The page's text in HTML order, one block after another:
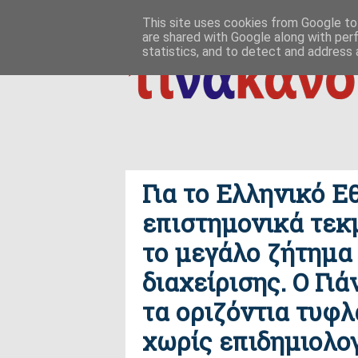
ΑΡΧΙΚΗ ΠΟΙΟΣ ΤΙ ΠΟΥ ΠΡΟΣ ΤΟ
ΕΠΙΚΟΙΝΩΝΙΑ
δημιουργία / εδαφικές, ανθρωπολογικές
Για το Ελληνικό
επιστημονικά
το μεγάλο
διαχείρισης. Ο
τα οριζόντια
χωρίς
This site uses cookies from Google
are shared with Google along with
statistics, and to detect and address